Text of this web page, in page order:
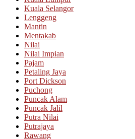
Kuala Selangor
Lenggeng
Mantin
Mentakab
Nilai
Nilai Impian
Pajam
Petaling Jaya
Port Dickson
Puchong
Puncak Alam
Puncak Jalil
Putra Nilai
Putrajaya
Rawang